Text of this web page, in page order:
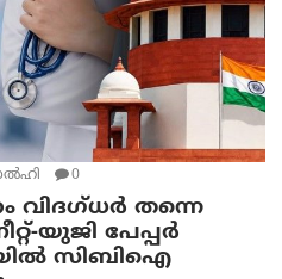
0
വിദഗ്ധർ തന്നെ
യു‌ജി പേപ്പർ
സിബിഐ